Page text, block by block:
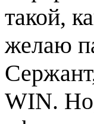
такой,
желаю
WIN.